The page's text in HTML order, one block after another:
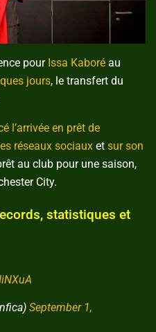
pour Issa Kaboré au
jours, le transfert du
l’arrivée en prêt de
réseaux sociaux et sur son
au club pour une saison,
City.
statistiques et
September 1,